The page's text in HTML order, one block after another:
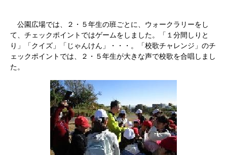
公園広場では、２・５年生の班ごとに、ウォークラリーをし
て、チェックポイントではゲームをしました。「１分間しりと
り」「クイズ」「じゃんけん」・・・。「校歌チャレンジ」のチ
ェックポイントでは、２・５年生が大きな声で校歌を合唱しまし
た。